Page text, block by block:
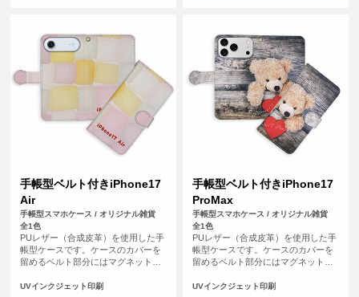
手帳型ベルト付きiPhone17
Air
手帳型スマホケース / オリジナル雑貨
全1色
PUレザー（合成皮革）を使用した手
帳型ケースです。ケースのカバーを
留めるベルト部分にはマグネット使
た。内側にはSuicaやPASMOなどの
UVインクジェット印刷
手帳型ベルト付きiPhone17
ProMax
手帳型スマホケース / オリジナル雑貨
全1色
PUレザー（合成皮革）を使用した手
帳型ケースです。ケースのカバーを
留めるベルト部分にはマグネット使
た。内側にはSuicaやPASMOなどの
UVインクジェット印刷